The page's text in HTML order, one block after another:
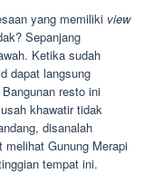
yang memiliki view
Sepanjang
Ketika sudah
dapat langsung
resto ini
khawatir tidak
disanalah
melihat Gunung Merapi
tempat ini.